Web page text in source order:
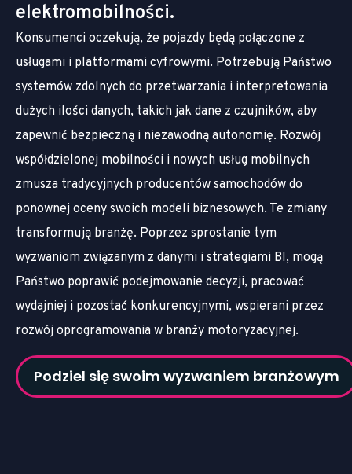
elektromobilności.
Konsumenci oczekują, że pojazdy będą połączone z
usługami i platformami cyfrowymi. Potrzebują Państwo
systemów zdolnych do przetwarzania i interpretowania
dużych ilości danych, takich jak dane z czujników, aby
zapewnić bezpieczną i niezawodną autonomię. Rozwój
współdzielonej mobilności i nowych usług mobilnych
zmusza tradycyjnych producentów samochodów do
ponownej oceny swoich modeli biznesowych. Te zmiany
transformują branżę. Poprzez sprostanie tym
wyzwaniom związanym z danymi i strategiami BI, mogą
Państwo poprawić podejmowanie decyzji, pracować
wydajniej i pozostać konkurencyjnymi, wspierani przez
rozwój oprogramowania w branży motoryzacyjnej.
Podziel się swoim wyzwaniem branżowym